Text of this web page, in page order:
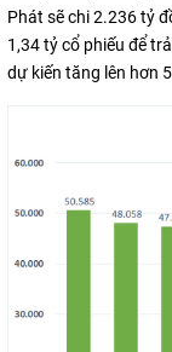
Phát sẽ chi 2.236 tỷ
1,34 tỷ cổ phiếu để
dự kiến tăng lên hơn